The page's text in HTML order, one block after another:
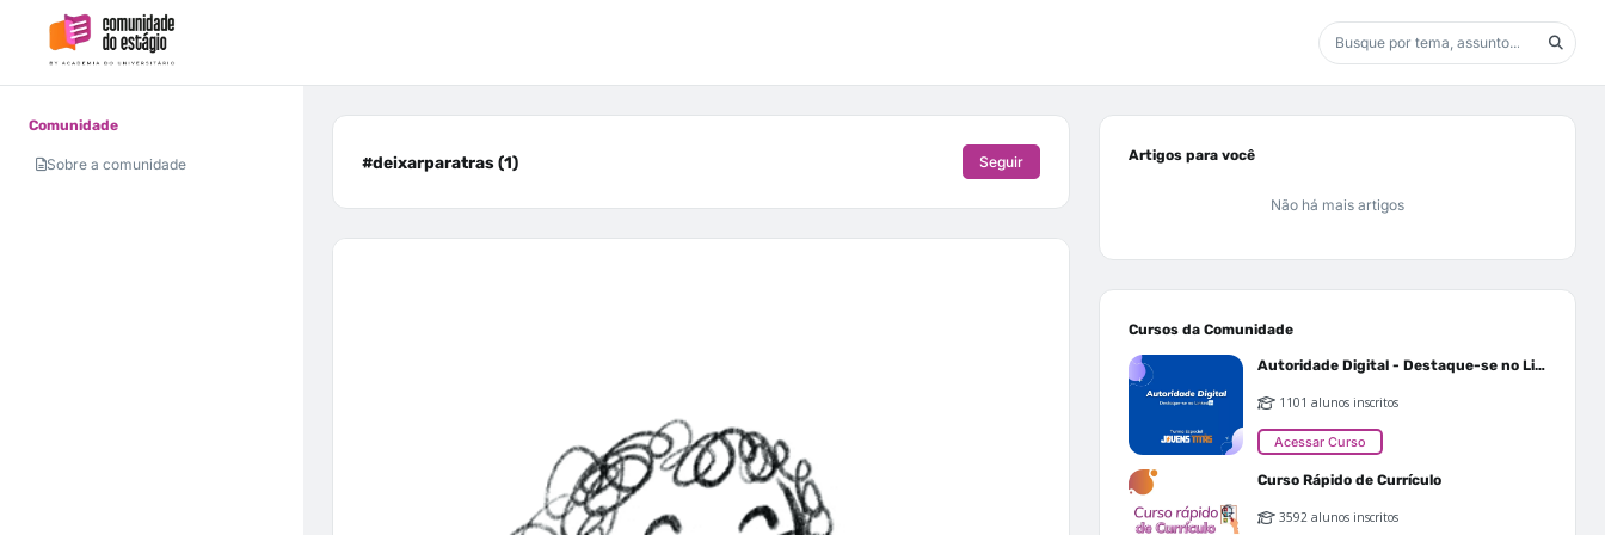
Comunidade
Sobre a comunidade #deixarparatras (1) Seguir Artigos para você
Não há mais artigos
Cursos da Comunidade
Autoridade Digital - Destaque-se no Linkedin
1101 alunos inscritos
Acessar Curso
Curso Rápido de Currículo
3592 alunos inscritos